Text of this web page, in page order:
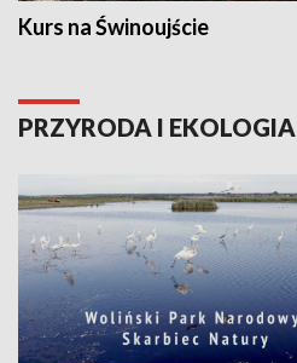
Kurs na Świnoujście
PRZYRODA I EKOLOGIA